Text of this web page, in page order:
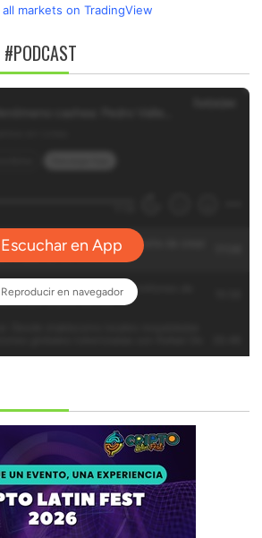
all markets on TradingView